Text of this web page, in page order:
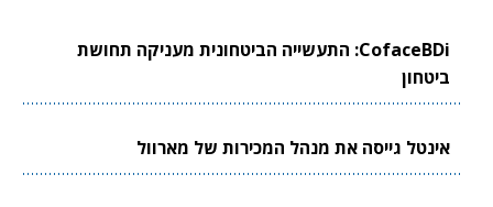
CofaceBDi: התעשייה הביטחונית מעניקה תחושת
ביטחון
אינטל גייסה את מנהל המכירות של מארוול